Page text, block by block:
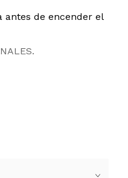
de encender el